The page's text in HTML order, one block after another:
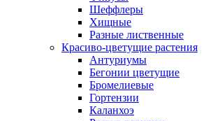
Шеффлеры
Хищные
Разные лиственные
Красиво-цветущие растения
Антуриумы
Бегонии цветущие
Бромелиевые
Гортензии
Каланхоэ